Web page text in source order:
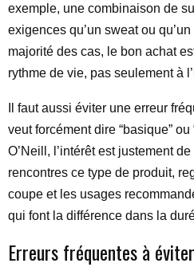
exemple, une combinaison de
exigences qu’un sweat ou
majorité des cas, le bon achat
rythme de vie, pas seulement à
Il faut aussi éviter une erreur
veut forcément dire “basique”
O’Neill, l’intérêt est justement
rencontres ce type de produit,
coupe et les usages
qui font la différence dans la
Erreurs fréquentes à éviter